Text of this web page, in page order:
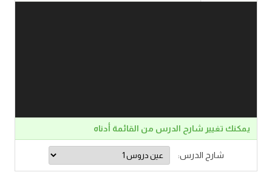
يمكنك تغيير شارح الدرس من القائمة أدناه
شارح الدرس: